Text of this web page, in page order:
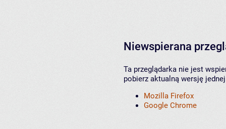
Niewspierana
Ta przeglądarka nie jest
pobierz aktualną wersję
Mozilla Firefox
Google Chrome